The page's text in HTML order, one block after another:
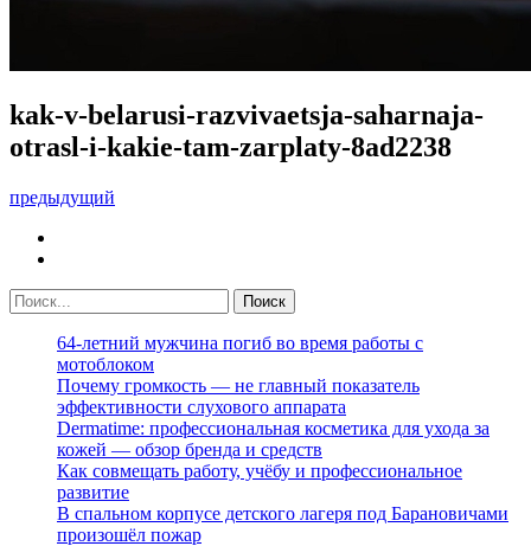
kak-v-belarusi-razvivaetsja-saharnaja-
otrasl-i-kakie-tam-zarplaty-8ad2238
предыдущий
64-летний мужчина погиб во время работы с
мотоблоком
Почему громкость — не главный показатель
эффективности слухового аппарата
Dermatime: профессиональная косметика для ухода за
кожей — обзор бренда и средств
Как совмещать работу, учёбу и профессиональное
развитие
В спальном корпусе детского лагеря под Барановичами
произошёл пожар